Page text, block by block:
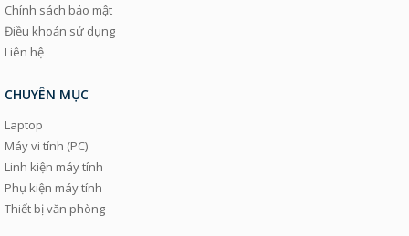
Chính sách bảo mật
Điều khoản sử dụng
Liên hệ
CHUYÊN MỤC
Laptop
Máy vi tính (PC)
Linh kiện máy tính
Phụ kiện máy tính
Thiết bị văn phòng